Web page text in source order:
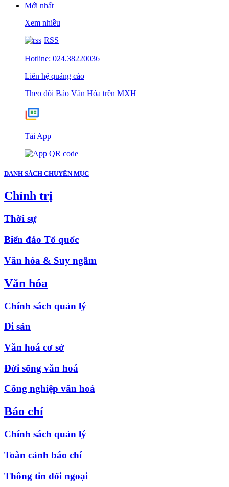
Mới nhất
Xem nhiều
RSS
Hotline: 024.38220036
Liên hệ quảng cáo
Theo dõi Báo Văn Hóa trên MXH
Tải App
DANH SÁCH CHUYÊN MỤC
Chính trị
Thời sự
Biển đảo Tổ quốc
Văn hóa & Suy ngẫm
Văn hóa
Chính sách quản lý
Di sản
Văn hoá cơ sở
Đời sống văn hoá
Công nghiệp văn hoá
Báo chí
Chính sách quản lý
Toàn cảnh báo chí
Thông tin đối ngoại